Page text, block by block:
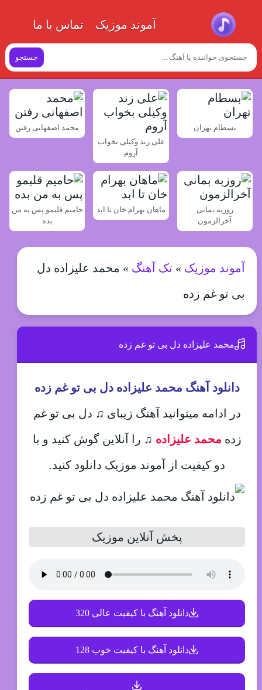
آموند موزیک تماس با ما
جستجو
بسطام تهران
علی زند وکیلی بخواب
آروم
محمد اصفهانی رفتن
روزبه بمانی
آخرالزمون
ماهان بهرام خان تا ابد
حامیم قلبمو پس به من
بده
آموند موزیک » تک آهنگ » محمد علیزاده دل
بی تو غم زده
محمد علیزاده دل بی تو غم زده
دانلود آهنگ محمد علیزاده دل بی تو غم زده
در ادامه میتوانید آهنگ زیبای ♫ دل بی تو غم
زده محمد علیزاده ♫ را آنلاین گوش کنید و با
دو کیفیت از آموند موزیک دانلود کنید.
پخش آنلاین موزیک
دانلود آهنگ با کیفیت عالی 320
دانلود آهنگ با کیفیت خوب 128